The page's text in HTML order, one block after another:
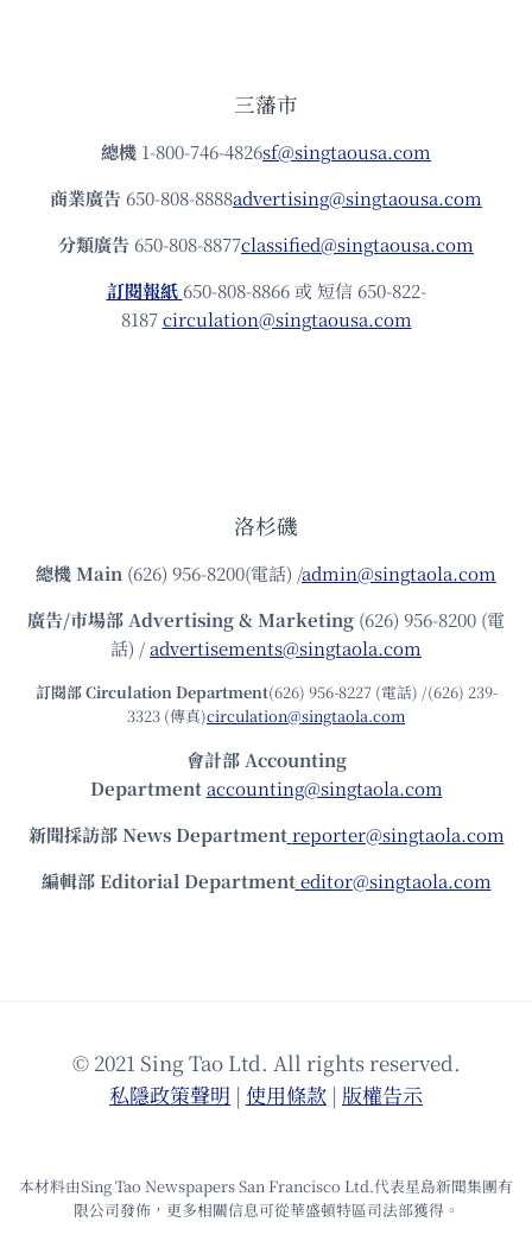
三藩市
總機 1-800-746-4826sf@singtaousa.com
商業廣告 650-808-8888advertising@singtaousa.com
分類廣告 650-808-8877classified@singtaousa.com
訂閱報紙 650-808-8866 或 短信 650-822-
8187circulation@singtaousa.com
洛杉磯
總機Main (626) 956-8200(電話) /admin@singtaola.com
廣告/市場部Advertising & Marketing (626) 956-8200 (電
話) /advertisements@singtaola.com
訂閱部 Circulation Department(626) 956-8227 (電話) /(626) 239-
3323 (傳真)circulation@singtaola.com
會計部 Accounting
Department accounting@singtaola.com
新聞採訪部 News Department reporter@singtaola.com
編輯部 Editorial Department editor@singtaola.com
© 2021 Sing Tao Ltd. All rights reserved.
私隱政策聲明 | 使⽤條款 | 版權告⽰
本材料由Sing Tao Newspapers San Francisco Ltd.代表星島新聞集團有
限公司發佈，更多相關信息可從華盛頓特區司法部獲得。